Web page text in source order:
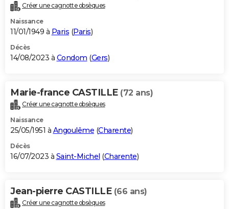
Créer une cagnotte obsèques
Naissance
11/01/1949 à Paris (Paris)
Décès
14/08/2023 à Condom (Gers)
Marie-france CASTILLE (72 ans)
Créer une cagnotte obsèques
Naissance
25/05/1951 à Angoulême (Charente)
Décès
16/07/2023 à Saint-Michel (Charente)
Jean-pierre CASTILLE (66 ans)
Créer une cagnotte obsèques